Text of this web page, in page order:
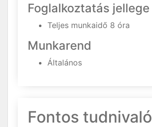
Foglalkoztatás jellege
Teljes munkaidő 8 óra
Munkarend
Általános
Fontos tudnivaló